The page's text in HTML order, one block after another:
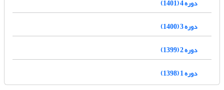
دوره 4 (1401)
دوره 3 (1400)
دوره 2 (1399)
دوره 1 (1398)